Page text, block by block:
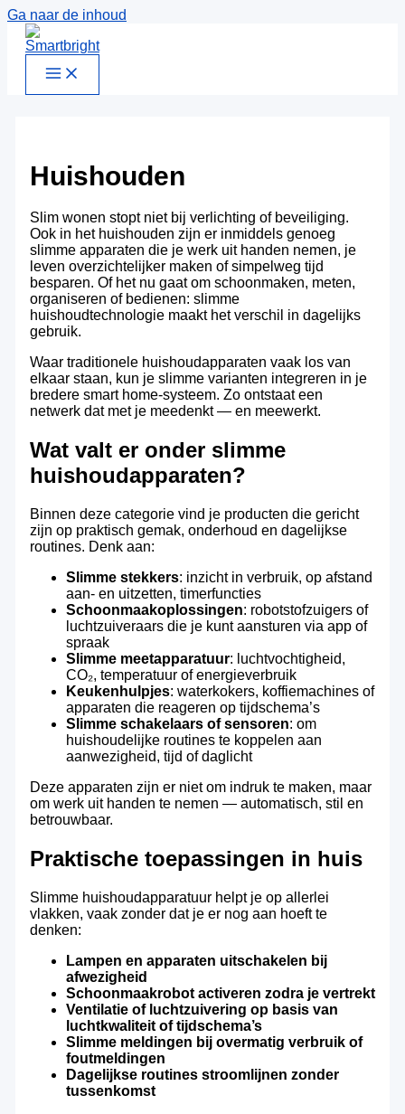
Ga naar de inhoud
Huishouden
Slim wonen stopt niet bij verlichting of beveiliging.
Ook in het huishouden zijn er inmiddels genoeg
slimme apparaten die je werk uit handen nemen, je
leven overzichtelijker maken of simpelweg tijd
besparen. Of het nu gaat om schoonmaken, meten,
organiseren of bedienen: slimme
huishoudtechnologie maakt het verschil in dagelijks
gebruik.
Waar traditionele huishoudapparaten vaak los van
elkaar staan, kun je slimme varianten integreren in je
bredere smart home-systeem. Zo ontstaat een
netwerk dat met je meedenkt — en meewerkt.
Wat valt er onder slimme
huishoudapparaten?
Binnen deze categorie vind je producten die gericht
zijn op praktisch gemak, onderhoud en dagelijkse
routines. Denk aan:
Slimme stekkers: inzicht in verbruik, op afstand
aan- en uitzetten, timerfuncties
Schoonmaakoplossingen: robotstofzuigers of
luchtzuiveraars die je kunt aansturen via app of
spraak
Slimme meetapparatuur: luchtvochtigheid,
CO₂, temperatuur of energieverbruik
Keukenhulpjes: waterkokers, koffiemachines of
apparaten die reageren op tijdschema’s
Slimme schakelaars of sensoren: om
huishoudelijke routines te koppelen aan
aanwezigheid, tijd of daglicht
Deze apparaten zijn er niet om indruk te maken, maar
om werk uit handen te nemen — automatisch, stil en
betrouwbaar.
Praktische toepassingen in huis
Slimme huishoudapparatuur helpt je op allerlei
vlakken, vaak zonder dat je er nog aan hoeft te
denken:
Lampen en apparaten uitschakelen bij
afwezigheid
Schoonmaakrobot activeren zodra je vertrekt
Ventilatie of luchtzuivering op basis van
luchtkwaliteit of tijdschema’s
Slimme meldingen bij overmatig verbruik of
foutmeldingen
Dagelijkse routines stroomlijnen zonder
tussenkomst